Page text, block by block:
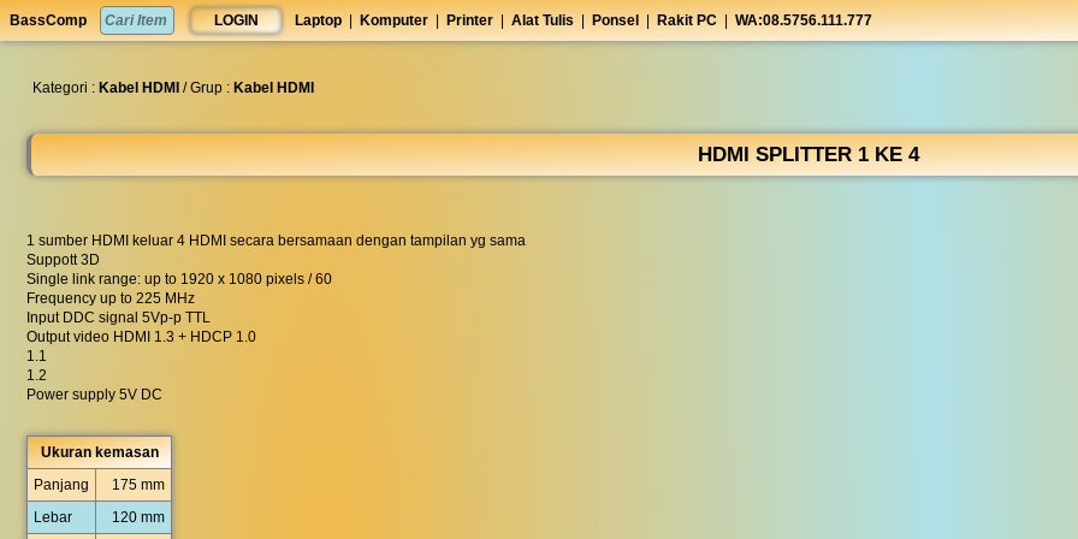
BassComp LOGIN Laptop Komputer Printer Alat Tulis Ponsel Rakit PC WA:08.5756.111.777
anti
lelet
Kategori : Kabel HDMI / Grup : Kabel HDMI
HDMI SPLITTER 1 KE 4
1 sumber HDMI keluar 4 HDMI secara bersamaan dengan tampilan yg sama
Suppott 3D
Single link range: up to 1920 x 1080 pixels / 60
Frequency up to 225 MHz
Input DDC signal 5Vp-p TTL
Output video HDMI 1.3 + HDCP 1.0
1.1
1.2
Power supply 5V DC
Ukuran kemasan
Panjang
175 mm
Lebar
120 mm